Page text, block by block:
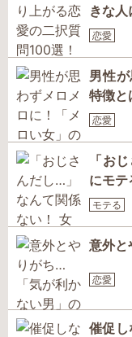
きな人
恋愛
男性
特徴と
恋愛
「お
にモ
モテる
意外と
恋愛
催促